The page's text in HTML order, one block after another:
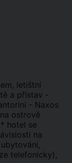
letištní
a přístav -
- Naxos
ostrově
hotel se
na
telefonicky),